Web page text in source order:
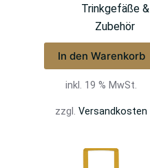
Trinkgefäße &
Zubehör
In den Warenkorb
inkl. 19 % MwSt.
zzgl. Versandkosten